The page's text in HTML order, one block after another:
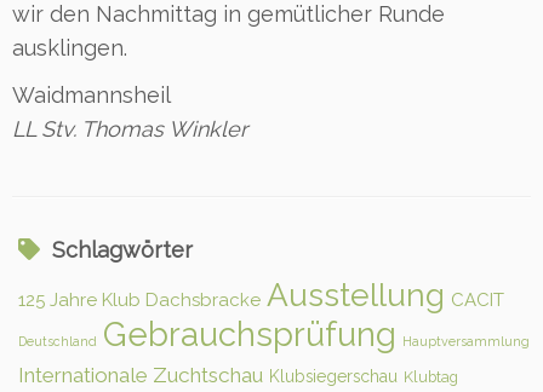
wir den Nachmittag in gemütlicher Runde
ausklingen.
Waidmannsheil
LL Stv. Thomas Winkler
Schlagwörter
125 Jahre Klub Dachsbracke Ausstellung CACIT
Deutschland Gebrauchsprüfung Hauptversammlung
Internationale Zuchtschau Klubsiegerschau Klubtag